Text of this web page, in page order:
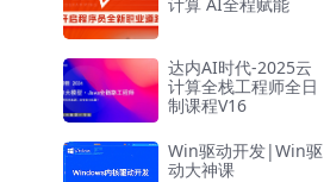
达内AI时代-2025云
计算全栈工程师全日
制课程V16
Win驱动开发|Win驱
动大神课